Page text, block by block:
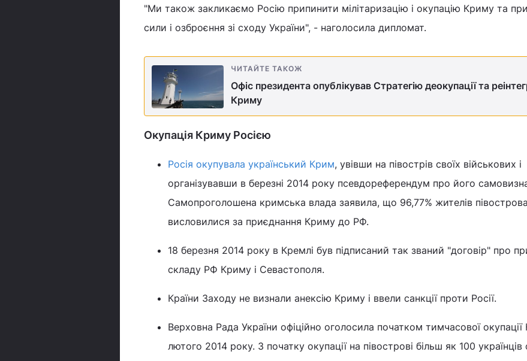
"Ми також закликаємо Росію припинити мілітаризацію і окупацію Криму та
сили і озброєння зі сходу України", - наголосила дипломат.
ЧИТАЙТЕ ТАКОЖ
Офіс президента опублікував Стратегію деокупації та
Криму
Окупація Криму Росією
Росія окупувала український Крим, увівши на півострів своїх військових і
організувавши в березні 2014 року псевдореферендум про його
Самопроголошена кримська влада заявила, що 96,77% жителів півострова
висловилися за приєднання Криму до РФ.
18 березня 2014 року в Кремлі був підписаний так званий "договір" про
складу РФ Криму і Севастополя.
Країни Заходу не визнали анексію Криму і ввели санкції проти Росії.
Верховна Рада України офіційно оголосила початком тимчасової
лютого 2014 року. З початку окупації на півострові більш як 100 українців